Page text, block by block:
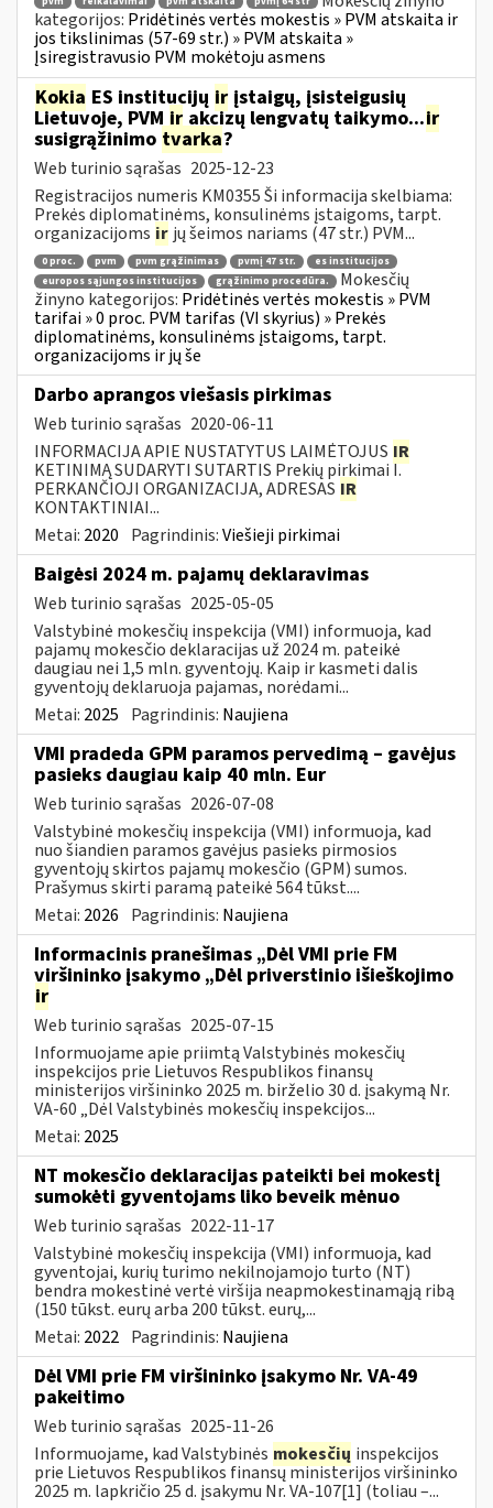
kategorijos: Pridėtinės vertės mokestis » PVM atskaita ir
jos tikslinimas (57-69 str.) » PVM atskaita »
Įsiregistravusio PVM mokėtoju asmens
Kokia ES institucijų ir įstaigų, įsisteigusių
Lietuvoje, PVM ir akcizų lengvatų taikymo...ir
susigrąžinimo tvarka?
Web turinio sąrašas 2025-12-23
Registracijos numeris KM0355 Ši informacija skelbiama:
Prekės diplomatinėms, konsulinėms įstaigoms, tarpt.
organizacijoms ir jų šeimos nariams (47 str.) PVM...
0 proc. pvm pvm grąžinimas pvmį 47 str.
es institucijos
europos sąjungos institucijos
grąžinimo procedūra.
Mokesčių
žinyno kategorijos: Pridėtinės vertės mokestis » PVM
tarifai » 0 proc. PVM tarifas (VI skyrius) » Prekės
diplomatinėms, konsulinėms įstaigoms, tarpt.
organizacijoms ir jų še
Darbo aprangos viešasis pirkimas
Web turinio sąrašas 2020-06-11
INFORMACIJA APIE NUSTATYTUS LAIMĖTOJUS IR
KETINIMĄ SUDARYTI SUTARTIS Prekių pirkimai I.
PERKANČIOJI ORGANIZACIJA, ADRESAS IR
KONTAKTINIAI...
Metai: 2020 Pagrindinis:Viešieji pirkimai
Baigėsi 2024 m. pajamų deklaravimas
Web turinio sąrašas 2025-05-05
Valstybinė mokesčių inspekcija (VMI) informuoja, kad
pajamų mokesčio deklaracijas už 2024 m. pateikė
daugiau nei 1,5 mln. gyventojų. Kaip ir kasmeti dalis
gyventojų deklaruoja pajamas, norėdami...
Metai: 2025 Pagrindinis: Naujiena
VMI pradeda GPM paramos pervedimą – gavėjus
pasieks daugiau kaip 40 mln. Eur
Web turinio sąrašas 2026-07-08
Valstybinė mokesčių inspekcija (VMI) informuoja, kad
nuo šiandien paramos gavėjus pasieks pirmosios
gyventojų skirtos pajamų mokesčio (GPM) sumos.
Prašymus skirti paramą pateikė 564 tūkst....
Metai: 2026 Pagrindinis: Naujiena
Informacinis pranešimas „Dėl VMI prie FM
viršininko įsakymo „Dėl priverstinio išieškojimo
ir
Web turinio sąrašas 2025-07-15
Informuojame apie priimtą Valstybinės mokesčių
inspekcijos prie Lietuvos Respublikos finansų
ministerijos viršininko 2025 m. birželio 30 d. įsakymą Nr.
VA-60 „Dėl Valstybinės mokesčių inspekcijos...
Metai: 2025
NT mokesčio deklaracijas pateikti bei mokestį
sumokėti gyventojams liko beveik mėnuo
Web turinio sąrašas 2022-11-17
Valstybinė mokesčių inspekcija (VMI) informuoja, kad
gyventojai, kurių turimo nekilnojamojo turto (NT)
bendra mokestinė vertė viršija neapmokestinamąją ribą
(150 tūkst. eurų arba 200 tūkst. eurų,...
Metai: 2022 Pagrindinis: Naujiena
Dėl VMI prie FM viršininko įsakymo Nr. VA-49
pakeitimo
Web turinio sąrašas 2025-11-26
Informuojame, kad Valstybinės mokesčių inspekcijos
prie Lietuvos Respublikos finansų ministerijos viršininko
2025 m. lapkričio 25 d. įsakymu Nr. VA-107[1] (toliau –...